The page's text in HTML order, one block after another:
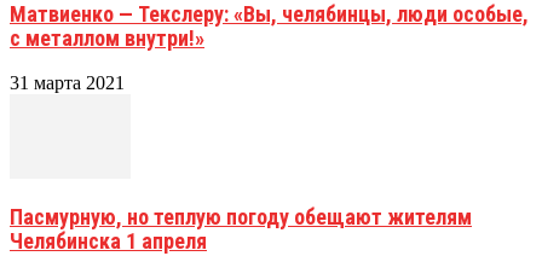
Матвиенко — Текслеру: «Вы, челябинцы, люди особые,
с металлом внутри!»
31 марта 2021
Пасмурную, но теплую погоду обещают жителям
Челябинска 1 апреля